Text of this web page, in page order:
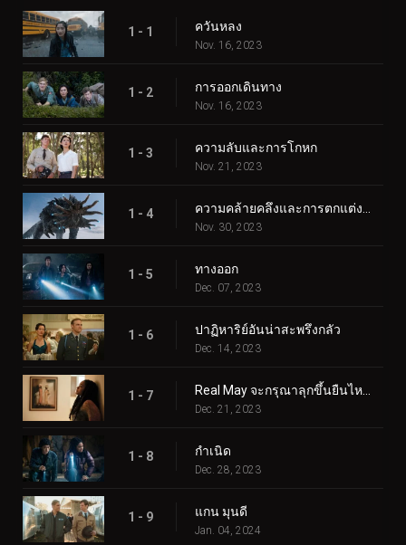
1 - 1 ควันหลง
Nov. 16, 2023
1 - 2 การออกเดินทาง
Nov. 16, 2023
1 - 3 ความลับและการโกหก
Nov. 21, 2023
1 - 4
Nov. 30, 2023
1 - 5 ทางออก
Dec. 07, 2023
1 - 6 ปาฏิหาริย์อันน่าสะพรึงกลัว
Dec. 14, 2023
1 - 7
Dec. 21, 2023
1 - 8 กำเนิด
Dec. 28, 2023
1 - 9 แกน มุนดี
Jan. 04, 2024